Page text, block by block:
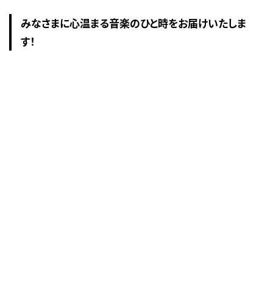
みなさまに心温まる音楽のひと時をお届けいたしま
す！